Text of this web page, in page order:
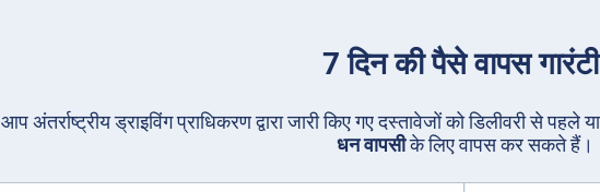
7 दिन की पैसे वापस
आप अंतर्राष्ट्रीय ड्राइविंग प्राधिकरण द्वारा जारी किए गए दस्तावेजों को डिलीवरी से
धन वापसीके लिए वापस कर सकते हैं।